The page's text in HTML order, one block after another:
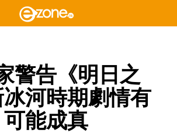
警告《明日之
河時期劇情有
可能成真